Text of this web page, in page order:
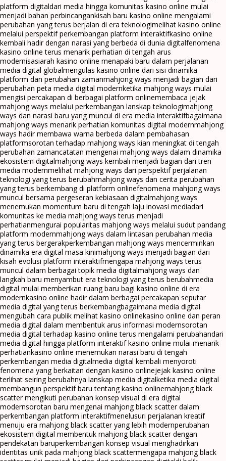
platform digitaldari media hingga komunitas kasino online mulai
menjadi bahan perbincangankisah baru kasino online mengalami
perubahan yang terus berjalan di era teknologimelihat kasino online
melalui perspektif perkembangan platform interaktifkasino online
kembali hadir dengan narasi yang berbeda di dunia digitalfenomena
kasino online terus menarik perhatian di tengah arus
modernisasiarah kasino online menapaki baru dalam perjalanan
media digital globalmengulas kasino online dari sisi dinamika
platform dan perubahan zamanmahjong ways menjadi bagian dari
perubahan peta media digital modernketika mahjong ways mulai
mengisi percakapan di berbagai platform onlinemembaca jejak
mahjong ways melalui perkembangan lanskap teknologimahjong
ways dan narasi baru yang muncul di era media interaktifbagaimana
mahjong ways menarik perhatian komunitas digital modernmahjong
ways hadir membawa warna berbeda dalam pembahasan
platformsorotan terhadap mahjong ways kian meningkat di tengah
perubahan zamancatatan mengenai mahjong ways dalam dinamika
ekosistem digitalmahjong ways kembali menjadi bagian dari tren
media modernmelihat mahjong ways dari perspektif perjalanan
teknologi yang terus berubahmahjong ways dan cerita perubahan
yang terus berkembang di platform onlinefenomena mahjong ways
muncul bersama pergeseran kebiasaan digitalmahjong ways
menemukan momentum baru di tengah laju inovasi mediadari
komunitas ke media mahjong ways terus menjadi
perhatianmengurai popularitas mahjong ways melalui sudut pandang
platform modernmahjong ways dalam lintasan perubahan media
yang terus bergerakperkembangan mahjong ways mencerminkan
dinamika era digital masa kinimahjong ways menjadi bagian dari
kisah evolusi platform interaktifmengapa mahjong ways terus
muncul dalam berbagai topik media digitalmahjong ways dan
langkah baru menyambut era teknologi yang terus berubahmedia
digital mulai memberikan ruang baru bagi kasino online di era
modernkasino online hadir dalam berbagai percakapan seputar
media digital yang terus berkembangbagaimana media digital
mengubah cara publik melihat kasino onlinekasino online dan peran
media digital dalam membentuk arus informasi modernsorotan
media digital terhadap kasino online terus mengalami perubahandari
media digital hingga platform interaktif kasino online mulai menarik
perhatiankasino online menemukan narasi baru di tengah
perkembangan media digitalmedia digital kembali menyoroti
fenomena yang berkaitan dengan kasino onlinejejak kasino online
terlihat seiring berubahnya lanskap media digitalketika media digital
membangun perspektif baru tentang kasino onlinemahjong black
scatter mengikuti perubahan konsep visual di era digital
modernsorotan baru mengenai mahjong black scatter dalam
perkembangan platform interaktifmenelusuri perjalanan kreatif
menuju era mahjong black scatter yang lebih modernperubahan
ekosistem digital membentuk mahjong black scatter dengan
pendekatan baruperkembangan konsep visual menghadirkan
identitas unik pada mahjong black scattermengapa mahjong black